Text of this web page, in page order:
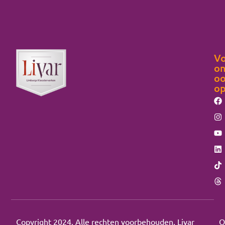
Copyright 2024. Alle rechten voorbehouden. Livar